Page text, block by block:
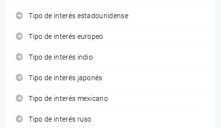
Tipo de interés estadounidense
Tipo de interés europeo
Tipo de interés indio
Tipo de interés japonés
Tipo de interés mexicano
Tipo de interés ruso